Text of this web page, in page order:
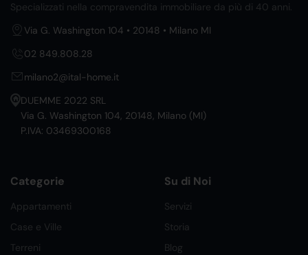
Specializzati nella compravendita immobiliare da più di 40 anni.
Via G. Washington 104 • 20148 • Milano MI
02 849.808.28
milano2@ital-home.it
DUEMME 2022 SRL
Via G. Washington 104, 20148, Milano (MI)
P.IVA: 03469300168
Categorie
Appartamenti
Case e Ville
Terreni
Su di Noi
Servizi
Storia
Blog